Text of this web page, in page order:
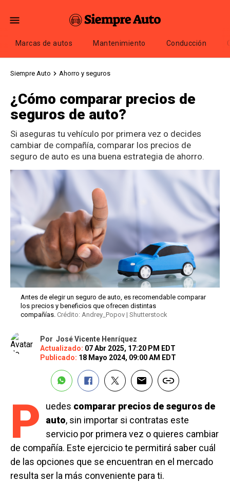
Marcas de autos Mantenimiento Conducción
Siempre Auto Ahorro y seguros
¿Cómo comparar precios de
seguros de auto?
Si aseguras tu vehículo por primera vez o decides
cambiar de compañía, comparar los precios de
seguro de auto es una buena estrategia de ahorro.
Antes de elegir un seguro de auto, es recomendable comparar
los precios y beneficios que ofrecen distintas
compañías. Crédito: Andrey_Popov | Shutterstock
Por José Vicente Henríquez
Actualizado: 07 Abr 2025, 17:20 PM EDT
Publicado: 18 Mayo 2024, 09:00 AM EDT
P uedes comparar precios de seguros de
auto, sin importar si contratas este
servicio por primera vez o quieres cambiar
de compañía. Este ejercicio te permitirá saber cuál
de las opciones que se encuentran en el mercado
resulta ser la más conveniente para ti.